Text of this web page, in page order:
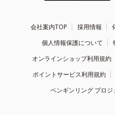
会社案内TOP 採用情報
個人情報保護について
オンラインショップ利用規約
ポイントサービス利用規約
ペンギンリング プロジ